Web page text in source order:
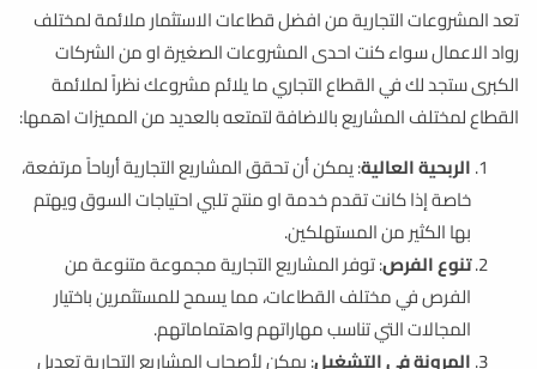
تعد المشروعات التجارية من افضل قطاعات الاستثمار ملائمة لمختلف
رواد الاعمال سواء كنت احدى المشروعات الصغيرة او من الشركات
الكبرى ستجد لك في القطاع التجاري ما يلائم مشروعك نظراً لملائمة
القطاع لمختلف المشاريع بالاضافة لتمتعه بالعديد من المميزات اهمها:
الربحية العالية: يمكن أن تحقق المشاريع التجارية أرباحاً مرتفعة،
خاصة إذا كانت تقدم خدمة او منتج تلبي احتياجات السوق ويهتم
بها الكثير من المستهلكين.
تنوع الفرص: توفر المشاريع التجارية مجموعة متنوعة من
الفرص في مختلف القطاعات، مما يسمح للمستثمرين باختيار
المجالات التي تناسب مهاراتهم واهتماماتهم.
المرونة في التشغيل: يمكن لأصحاب المشاريع التجارية تعديل